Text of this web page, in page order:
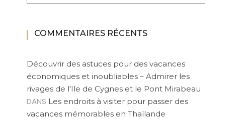
COMMENTAIRES RÉCENTS
Découvrir des astuces pour des vacances
économiques et inoubliables – Admirer les
rivages de l'Ile de Cygnes et le Pont Mirabeau
DANS Les endroits à visiter pour passer des
vacances mémorables en Thaïlande